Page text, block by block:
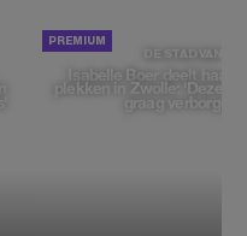
DE STAD VAN
Isabelle Boer deelt haar
plekken in Zwolle: 'Deze
graag verborgen'